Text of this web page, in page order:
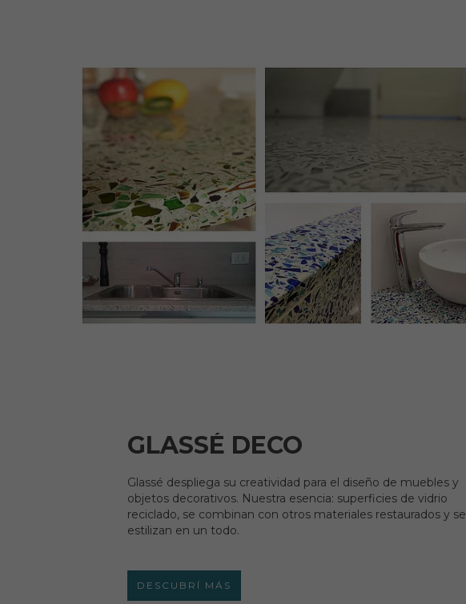
GLASSÉ DECO
Glassé despliega su creatividad para el diseño de muebles y
objetos decorativos. Nuestra esencia: superficies de vidrio
reciclado, se combinan con otros materiales restaurados y se
estilizan en un todo.
DESCUBRÍ MÁS